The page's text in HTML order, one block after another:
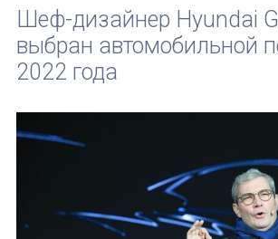
Шеф-дизайнер Hyundai
выбран автомобильной
2022 года